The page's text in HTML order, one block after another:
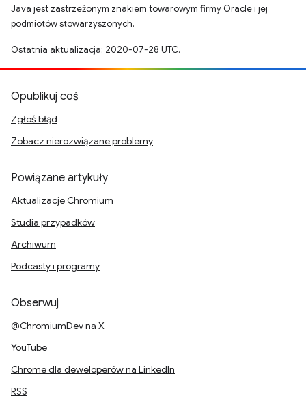
Java jest zastrzeżonym znakiem towarowym firmy Oracle i jej
podmiotów stowarzyszonych.
Ostatnia aktualizacja: 2020-07-28 UTC.
Opublikuj coś
Zgłoś błąd
Zobacz nierozwiązane problemy
Powiązane artykuły
Aktualizacje Chromium
Studia przypadków
Archiwum
Podcasty i programy
Obserwuj
@ChromiumDev na X
YouTube
Chrome dla deweloperów na LinkedIn
RSS